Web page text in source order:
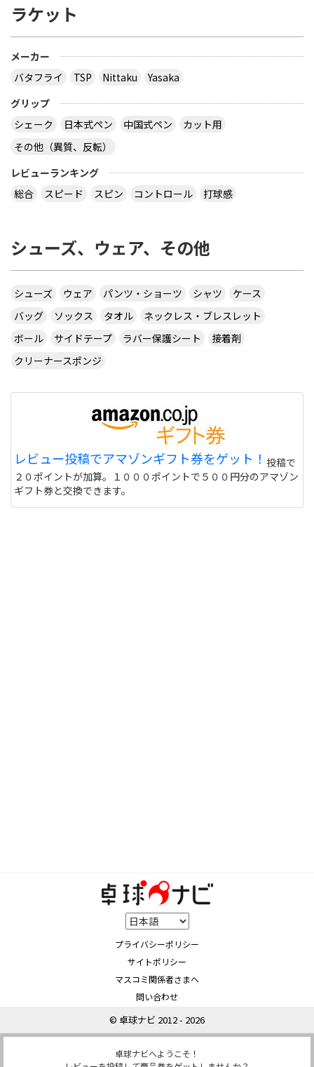
ラケット
メーカー
バタフライ
TSP Nittaku
Yasaka
グリップ
シェーク
日本式ペン 中国式ペン
カット用
その他（異質、反転）
レビューランキング
総合
スピード スピン コントロール 打球感
シューズ、ウェア、その他
シューズ ウェア パンツ・ショーツ シャツ
ケース
バッグ
ソックス タオル
ネックレス・ブレスレット
ボール
サイドテープ ラバー保護シート
接着剤
クリーナースポンジ
レビュー投稿でアマゾンギフト券をゲット！ 投稿で
２０ポイントが加算。１０００ポイントで５００円分のアマゾン
ギフト券と交換できます。
プライバシーポリシー
サイトポリシー
マスコミ関係者さまへ
問い合わせ
© 卓球ナビ 2012 - 2026
卓球ナビへようこそ！